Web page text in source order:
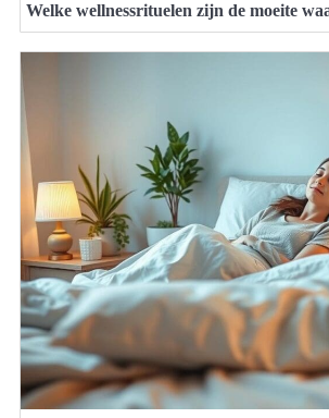
Welke wellnessrituelen zijn de moeite